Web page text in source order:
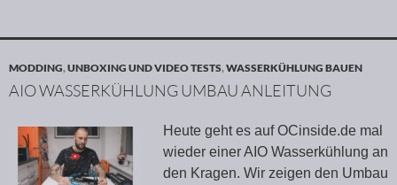
MODDING,UNBOXING UND VIDEO TESTS,WASSERKÜHLUNG BAUEN
AIO WASSERKÜHLUNG UMBAU ANLEITUNG
Heute geht es auf OCinside.de mal
wieder einer AIO Wasserkühlung an
den Kragen. Wir zeigen den Umbau